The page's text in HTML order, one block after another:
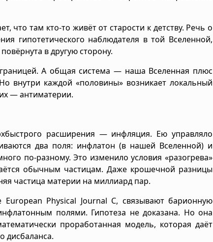
что там кто-то живёт от старости к детству. Речь о
гипотетического наблюдателя в той Вселенной,
в другую сторону.
А общая система — наша Вселенная плюс
внутри каждой «половины» возникает локальный
— антиматерии.
расширения — инфляция. Ею управляло
два поля: инфлатон (в нашей Вселенной) и
по-разному. Это изменило условия «разогрева»
обычным частицам. Даже крошечной разницы
частица материи на миллиард пар.
Physical Journal C, связывают барионную
полями. Гипотеза не доказана. Но она
проработанная модель, которая даёт
дисбаланса.